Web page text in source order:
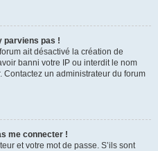
parviens pas !
ait désactivé la création de
banni votre IP ou interdit le nom
Contactez un administrateur du forum
me connecter !
et votre mot de passe. S’ils sont